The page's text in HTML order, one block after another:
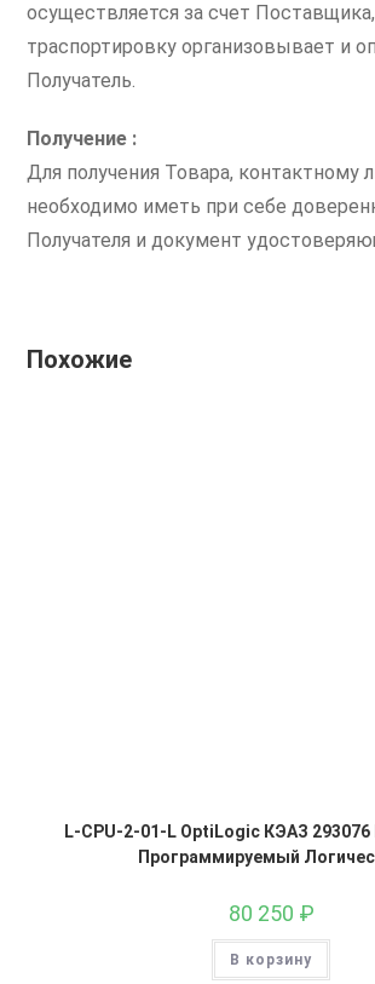
осуществляется за счет
траспортировку организовывает и
Получатель.
Получение :
Для получения Товара, контактному
необходимо иметь при себе
Получателя и документ
Похожие
L-CPU-2-01-L OptiLogic КЭАЗ
Программируемый
80 250 ₽
В корзину